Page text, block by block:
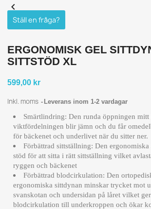
Ställ en fråga?

ERGONOMISK GEL
SITTSTÖD XL
599,00 kr
Inkl. moms Leverans inom 1-2 vardagar
Smärtlindring: Den runda öppningen
viktfördelningen blir jämn och du får
för bäckenet och underlivet när du sitter ner.
Förbättrad sittställning: Den
stöd för att sitta i rätt sittställning vilket
ryggen och bäckenet
Förbättrad blodcirkulation: Den
ergonomiska sittdynan minskar trycket mot
svanskotan och undersidan på låret vilket
blodcirkulation till underkroppen och ökar